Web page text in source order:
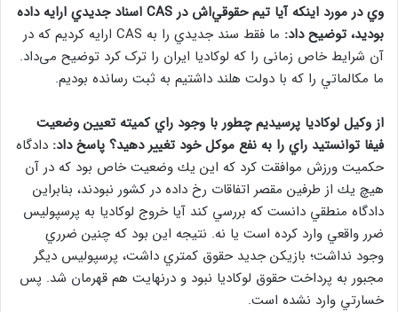
وي در مورد اينكه آيا تيم حقوقي‌اش در CAS اسناد جديدي ارايه داده
بوديد، توضيح داد:
ما فقط سند جديدي را به CAS ارايه كرديم كه در
آن شرایط خاص زمانی را که لوکادیا ایران را ترک کرد توضیح می‌داد.
ما مكالماتي را كه با دولت هلند داشتيم به ثبت رسانده‌ بودیم.
از وكيل لوكاديا پرسيديم چطور با وجود راي كميته تعيين وضعيت
فيفا توانستيد راي را به نفع موكل خود تغيير دهيد؟ پاسخ داد: دادگاه
حكميت ورزش موافقت كرد كه اين يك وضعيت خاص بود كه در آن
هيچ‌ يك از طرفين مقصر اتفاقات رخ‌ داده در كشور نبودند، بنابراين
دادگاه منطقي دانست كه بررسي كند آيا خروج لوكاديا به پرسپوليس
ضرر واقعي وارد كرده است يا نه. نتيجه اين بود كه چنين ضرري
وجود نداشت؛ بازيكن جديد حقوق كمتري داشت، پرسپوليس ديگر
مجبور به پرداخت حقوق لوكاديا نبود و درنهايت هم قهرمان شد. پس
خسارتي وارد نشده است.